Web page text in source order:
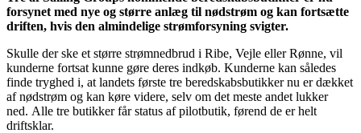
forsynet med nye og større anlæg til nødstrøm og kan fortsætte
driften, hvis den almindelige strømforsyning svigter.
Skulle der ske et større strømnedbrud i Ribe, Vejle eller Rønne, vil
kunderne fortsat kunne gøre deres indkøb. Kunderne kan således
finde tryghed i, at landets første tre beredskabsbutikker nu er dækket
af nødstrøm og kan køre videre, selv om det meste andet lukker
ned. Alle tre butikker får status af pilotbutik, førend de er helt
driftsklar.